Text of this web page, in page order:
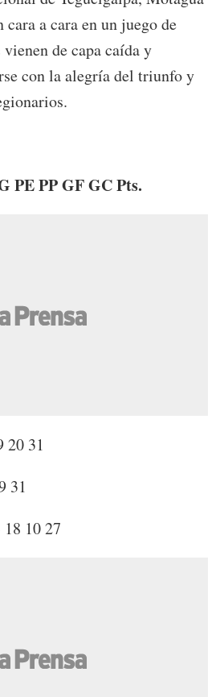
a cara en un juego de
de capa caída y
con la alegría del triunfo y
PE PP GF GC Pts.
20 31
31
10 27